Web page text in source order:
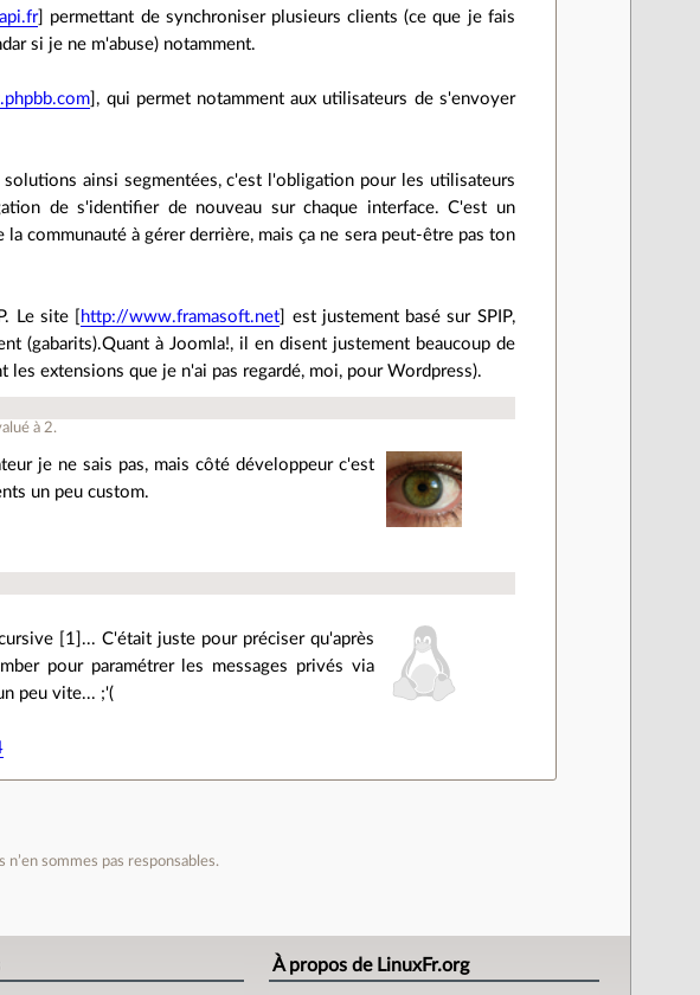
] permettant de synchroniser plusieurs clients (ce que je fais
si je ne m'abuse) notamment.
], qui permet notamment aux utilisateurs de s'envoyer
ainsi segmentées, c'est l'obligation pour les utilisateurs
de s'identifier de nouveau sur chaque interface. C'est un
communauté à gérer derrière, mais ça ne sera peut-être pas ton
Le site [ http://www.framasoft.net ] est justement basé sur SPIP,
(gabarits).Quant à Joomla!, il en disent justement beaucoup de
les extensions que je n'ai pas regardé, moi, pour Wordpress).
à 2.
je ne sais pas, mais côté développeur c'est
un peu custom.
[1]... C'était juste pour préciser qu'après
pour paramétrer les messages privés via
peu vite... ;'(
sommes pas responsables.
À propos de LinuxFr.org